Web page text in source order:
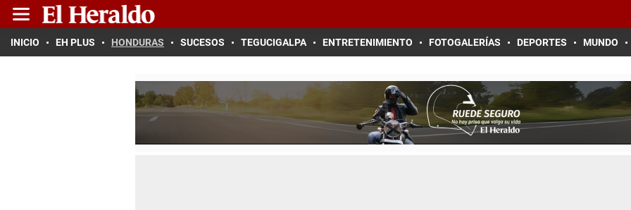
INICIO EH PLUS HONDURAS SUCESOS TEGUCIGALPA ENTRETENIMIENTO FOTOGALERÍAS DEPORTES MUNDO